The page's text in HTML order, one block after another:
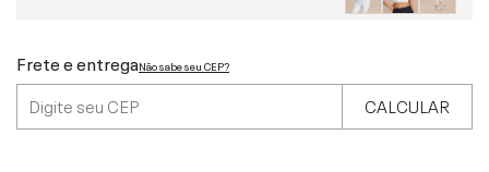
Frete e entregaNão sabe seu CEP?
CALCULAR